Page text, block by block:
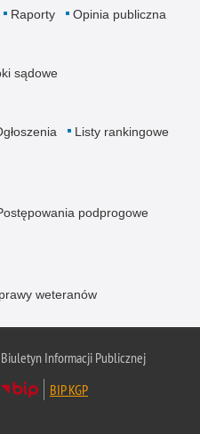
Raporty Opinia publiczna
sądowe
Listy rankingowe
podprogowe
weteranów
Biuletyn Informacji Publicznej
BIP KGP